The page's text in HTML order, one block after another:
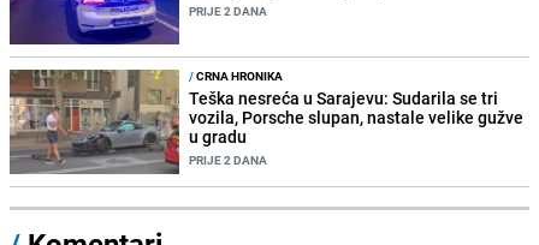
PRIJE 2 DANA
/CRNA HRONIKA
Teška nesreća u Sarajevu: Sudarila se tri
vozila, Porsche slupan, nastale velike gužve
u gradu
PRIJE 2 DANA